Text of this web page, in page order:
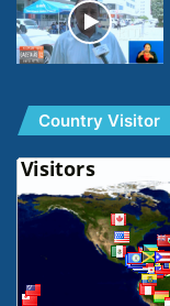
Country Visitor